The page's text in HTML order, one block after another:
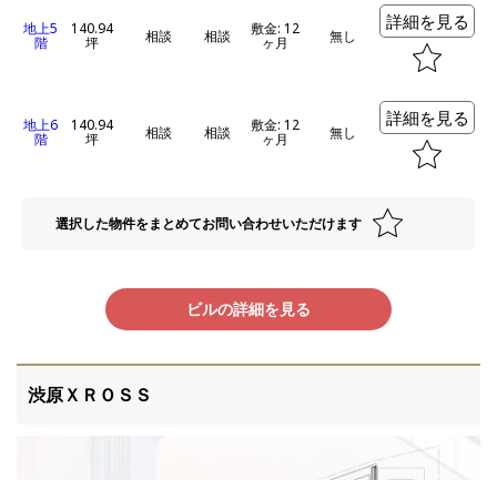
地上5
階
140.94
坪 相談 相談 敷金: 12
ヶ月 無し
詳細を見る
地上6
階
140.94
坪 相談 相談 敷金: 12
ヶ月 無し
詳細を見る
選択した物件をまとめてお問い合わせいただけます
ビルの詳細を見る
渋原ＸＲＯＳＳ